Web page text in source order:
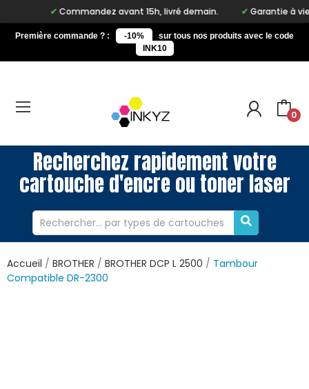
Commandez avant 15h, livré demain. Garantie à vie sur
Première commande ? : -10%
sur tous nos produits avec le code
INK10
0
Recherchez rapidement votre
cartouche d'encre ou toner laser
Accueil BROTHER BROTHER DCP L 2500
Tambour
Compatible DR-2300